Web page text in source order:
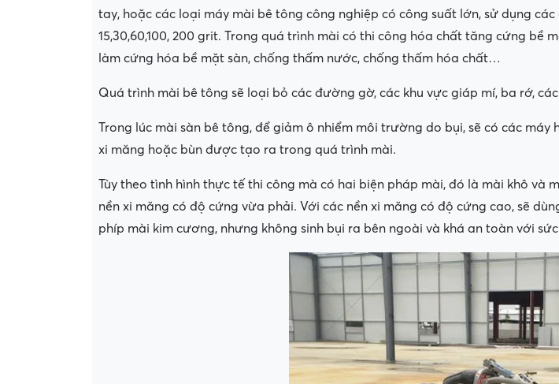
tay, hoặc các loại máy mài bê tông công nghiệp có công suất lớn, sử dụng
15,30,60,100, 200 grit. Trong quá trình mài có thi công hóa chất tăng cứng bề
làm cứng hóa bề mặt sàn, chống thấm nước, chống thấm hóa chất…
Quá trình mài bê tông sẽ loại bỏ các đường gờ, các khu vực giáp mí, ba rớ,
Trong lúc mài sàn bê tông, để giảm ô nhiểm môi trường do bụi, sẽ có các
xi măng hoặc bùn được tạo ra trong quá trình mài.
Tùy theo tình hình thực tế thi công mà có hai biện pháp mài, đó là mài khô và
nền xi măng có độ cứng vừa phải. Với các nền xi măng có độ cứng cao, sẽ
phíp mài kim cương, nhưng không sinh bụi ra bên ngoài và khá an toàn với